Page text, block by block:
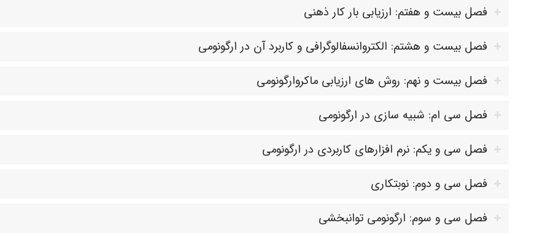
فصل بیست و هفتم: ارزیابی بار کار ذهنی
فصل بیست و هشتم: الکتروانسفالوگرافی و کاربرد آن در ارگونومی
فصل بیست و نهم: روش های ارزیابی ماکروارگونومی
فصل سی ام: شبیه سازی در ارگونومی
فصل سی و یکم: نرم افزارهای کاربردی در ارگونومی
فصل سی و دوم: نوبتکاری
فصل سی و سوم: ارگونومی توانبخشی